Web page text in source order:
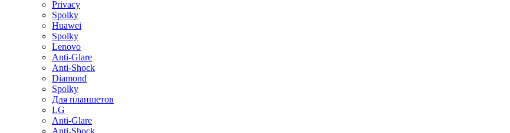
Privacy
Spolky
Huawei
Spolky
Lenovo
Anti-Glare
Anti-Shock
Diamond
Spolky
Для планшетов
LG
Anti-Glare